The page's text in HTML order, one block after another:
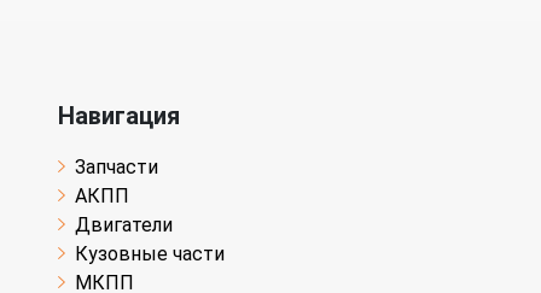
Навигация
Запчасти
АКПП
Двигатели
Кузовные части
МКПП